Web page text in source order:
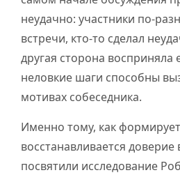
неудачно: участники по-
встречи, кто-то сделал
другая сторона восприняла
неловкие шаги способны
мотивах собеседника.
Именно тому, как
восстанавливается доверие
посвятили исследование